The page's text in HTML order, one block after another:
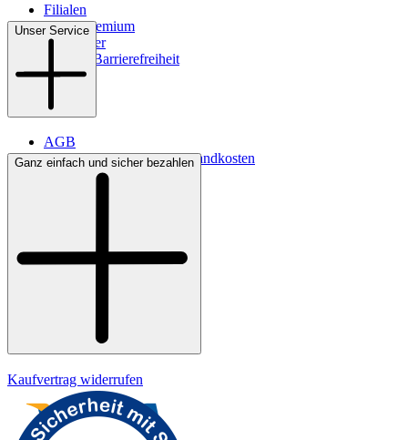
Filialen
WMS-Premium
Newsletter
Digitale Barrierefreiheit
Unser Service
AGB
Lieferbedingungen & Versandkosten
Bezahlung
Ganz einfach und sicher bezahlen
Kaufvertrag widerrufen